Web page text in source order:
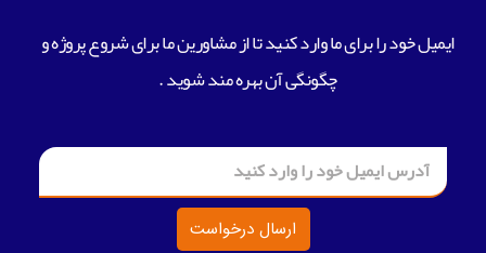
ایمیل خود را برای ما وارد کنید تا از مشاورین ما برای شروع پروژه و
چگونگی آن بهره مند شوید .
ارسال درخواست